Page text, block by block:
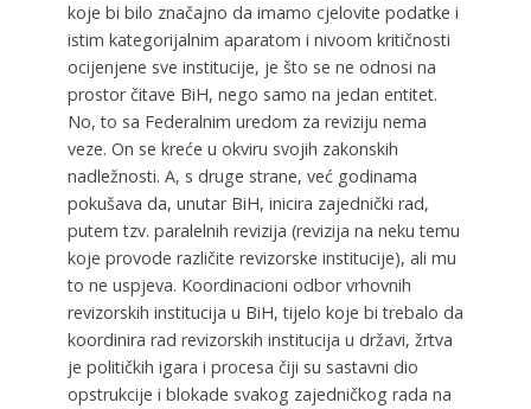
koje bi bilo značajno da imamo cjelovite podatke i
istim kategorijalnim aparatom i nivoom kritičnosti
ocijenjene sve institucije, je što se ne odnosi na
prostor čitave BiH, nego samo na jedan entitet.
No, to sa Federalnim uredom za reviziju nema
veze. On se kreće u okviru svojih zakonskih
nadležnosti. A, s druge strane, već godinama
pokušava da, unutar BiH, inicira zajednički rad,
putem tzv. paralelnih revizija (revizija na neku temu
koje provode različite revizorske institucije), ali mu
to ne uspjeva. Koordinacioni odbor vrhovnih
revizorskih institucija u BiH, tijelo koje bi trebalo da
koordinira rad revizorskih institucija u državi, žrtva
je političkih igara i procesa čiji su sastavni dio
opstrukcije i blokade svakog zajedničkog rada na